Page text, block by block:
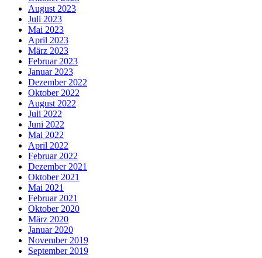
August 2023
Juli 2023
Mai 2023
April 2023
März 2023
Februar 2023
Januar 2023
Dezember 2022
Oktober 2022
August 2022
Juli 2022
Juni 2022
Mai 2022
April 2022
Februar 2022
Dezember 2021
Oktober 2021
Mai 2021
Februar 2021
Oktober 2020
März 2020
Januar 2020
November 2019
September 2019